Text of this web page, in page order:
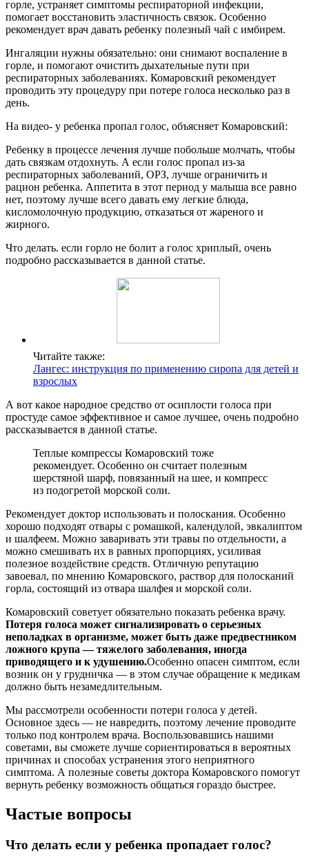
горле, устраняет симптомы респираторной инфекции,
помогает восстановить эластичность связок. Особенно
рекомендует врач давать ребенку полезный чай с имбирем.
Ингаляции нужны обязательно: они снимают воспаление в
горле, и помогают очистить дыхательные пути при
респираторных заболеваниях. Комаровский рекомендует
проводить эту процедуру при потере голоса несколько раз в
день.
На видео- у ребенка пропал голос, объясняет Комаровский:
Ребенку в процессе лечения лучше побольше молчать, чтобы
дать связкам отдохнуть. А если голос пропал из-за
респираторных заболеваний, ОРЗ, лучше ограничить и
рацион ребенка. Аппетита в этот период у малыша все равно
нет, поэтому лучше всего давать ему легкие блюда,
кисломолочную продукцию, отказаться от жареного и
жирного.
Что делать. если горло не болит а голос хриплый, очень
подробно рассказывается в данной статье.
Читайте также:
Лангес: инструкция по применению сиропа для детей и
взрослых
А вот какое народное средство от осиплости голоса при
простуде самое эффективное и самое лучшее, очень подробно
рассказывается в данной статье.
Теплые компрессы Комаровский тоже
рекомендует. Особенно он считает полезным
шерстяной шарф, повязанный на шее, и компресс
из подогретой морской соли.
Рекомендует доктор использовать и полоскания. Особенно
хорошо подходят отвары с ромашкой, календулой, эвкалиптом
и шалфеем. Можно заваривать эти травы по отдельности, а
можно смешивать их в равных пропорциях, усиливая
полезное воздействие средств. Отличную репутацию
завоевал, по мнению Комаровского, раствор для полосканий
горла, состоящий из отвара шалфея и морской соли.
Комаровский советует обязательно показать ребенка врачу.
Потеря голоса может сигнализировать о серьезных
неполадках в организме, может быть даже предвестником
ложного крупа — тяжелого заболевания, иногда
приводящего и к удушению.Особенно опасен симптом, если
возник он у грудничка — в этом случае обращение к медикам
должно быть незамедлительным.
Мы рассмотрели особенности потери голоса у детей.
Основное здесь — не навредить, поэтому лечение проводите
только под контролем врача. Воспользовавшись нашими
советами, вы сможете лучше сориентироваться в вероятных
причинах и способах устранения этого неприятного
симптома. А полезные советы доктора Комаровского помогут
вернуть ребенку возможность общаться гораздо быстрее.
Частые вопросы
Что делать если у ребенка пропадает голос?